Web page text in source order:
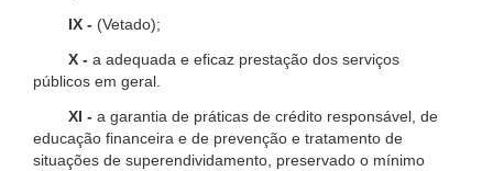
IX - (Vetado);
X - a adequada e eficaz prestação dos serviços
públicos em geral.
XI - a garantia de práticas de crédito responsável, de
educação financeira e de prevenção e tratamento de
situações de superendividamento, preservado o mínimo